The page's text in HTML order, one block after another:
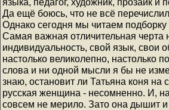
Да ещё боюсь, что не всё
Однако сегодня мы читаем
Самая важная отличительная черта
индивидуальность, свой язык, свои
настолько великолепно, настолько
слова и ни одной мысли я бы не
знаю, остановит ли Татьяна коня на
русская женщина - несомненно. И,
совсем не мерило. Зато она дышит